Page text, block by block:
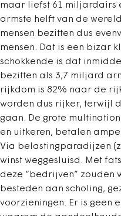
maar liefst 61 miljardairs
armste helft van de
mensen bezitten dus
mensen. Dat is een bizar
schokkende is dat
bezitten als 3,7 miljard
rijkdom is 82% naar de
worden dus rijker, terwijl
gaan. De grote
en uitkeren, betalen
Via belastingparadijzen
winst weggesluisd. Met
deze “bedrijven” zouden
besteden aan scholing,
voorzieningen. Er is geen